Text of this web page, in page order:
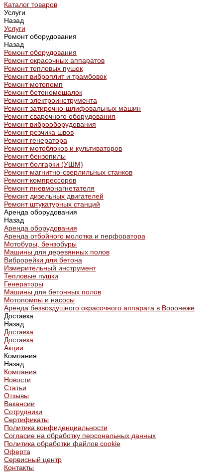
Каталог товаров
Услуги
Назад
Услуги
Ремонт оборудования
Назад
Ремонт оборудования
Ремонт окрасочных аппаратов
Ремонт тепловых пушек
Ремонт виброплит и трамбовок
Ремонт мотопомп
Ремонт бетономешалок
Ремонт электроинструмента
Ремонт затирочно-шлифовальных машин
Ремонт сварочного оборудования
Ремонт виброоборудования
Ремонт резчика швов
Ремонт генератора
Ремонт мотоблоков и культиваторов
Ремонт бензопилы
Ремонт болгарки (УШМ)
Ремонт магнитно-сверлильных станков
Ремонт компрессоров
Ремонт пневмонагнетателя
Ремонт дизельных двигателей
Ремонт штукатурных станций
Аренда оборудования
Назад
Аренда оборудования
Аренда отбойного молотка и перфоратора
Мотобуры, бензобуры
Машины для деревянных полов
Виброрейки для бетона
Измерительный инструмент
Тепловые пушки
Генераторы
Машины для бетонных полов
Мотопомпы и насосы
Аренда безвоздушного окрасочного аппарата в Воронеже
Доставка
Назад
Доставка
Доставка
Акции
Компания
Назад
Компания
Новости
Статьи
Отзывы
Вакансии
Сотрудники
Сертификаты
Политика конфиденциальности
Согласие на обработку персональных данных
Политика обработки файлов cookie
Оферта
Сервисный центр
Контакты